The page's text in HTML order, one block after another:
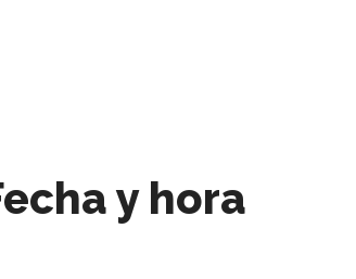
y hora